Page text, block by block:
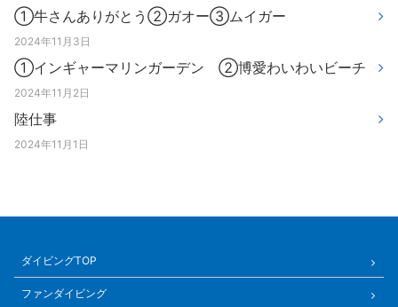
①牛さんありがとう②ガオー③ムイガー
2024年11月3日
①インギャーマリンガーデン ②博愛わいわいビーチ
2024年11月2日
陸仕事
2024年11月1日
ダイビングTOP
ファンダイビング